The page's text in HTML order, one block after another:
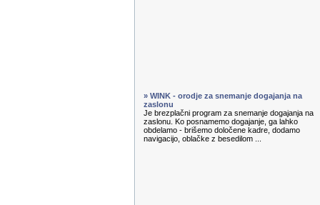
» WINK - orodje za snemanje dogajanja na
zaslonu
Je brezplačni program za snemanje dogajanja na
zaslonu. Ko posnamemo dogajanje, ga lahko
obdelamo - brišemo določene kadre, dodamo
navigacijo, oblačke z besedilom ...